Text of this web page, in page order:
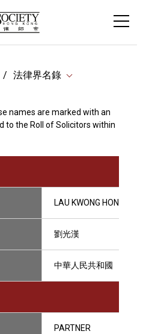
法律界名錄
names are marked with an
to the Roll of Solicitors within
LAU KWONG HON
劉光漢
中華人民共和國
PARTNER